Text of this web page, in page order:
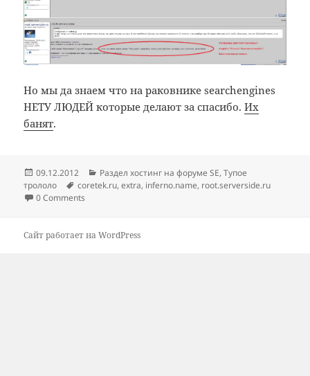
Но мы да знаем что на раковнике searchengines
НЕТУ ЛЮДЕЙ которые делают за спасибо.Их
банят.
Опубликовано
09.12.2012 Рубрики
Раздел хостинг на форуме SE,Тупое
трололо
Метки
coretek.ru,extra, inferno.name, root.serverside.ru
0 Comments
Сайт работает на WordPress